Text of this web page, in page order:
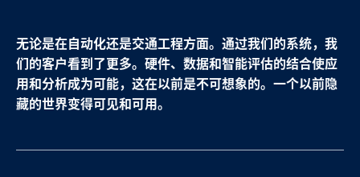
无论是在自动化还是交通工程方面。通过我们的系统，我
们的客户看到了更多。硬件、数据和智能评估的结合使应
用和分析成为可能，这在以前是不可想象的。一个以前隐
藏的世界变得可见和可用。